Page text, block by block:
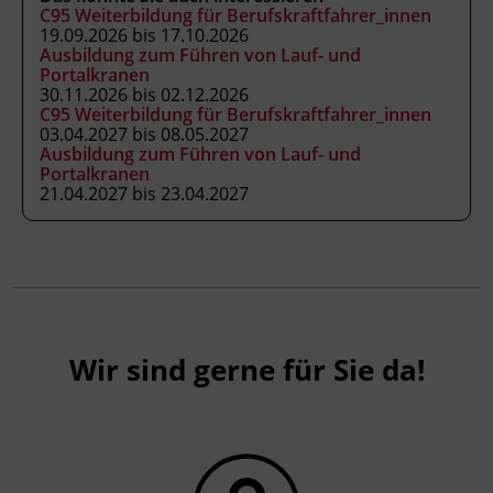
Kranausweis nach FK-V
Abschlussinformation
Kranausweis nach FK-V und
Kursbesuchsbestätigung.Unterrichtet nach
Anhang 3 der Fachkenntnisnachweis-
Verordnung (BGBl. II Nr. 13/2007 in der
geltenden Fassung) als ermächtigte
Hinweis
C95 Weiterbildung für Berufskraftfahrer_innen
19.09.2026 bis 17.10.2026
Ausbildung zum Führen von Lauf- und
Portalkranen
30.11.2026 bis 02.12.2026
C95 Weiterbildung für Berufskraftfahrer_innen
03.04.2027 bis 08.05.2027
Ausbildung zum Führen von Lauf- und
Portalkranen
21.04.2027 bis 23.04.2027
Wir sind gerne für Sie da!